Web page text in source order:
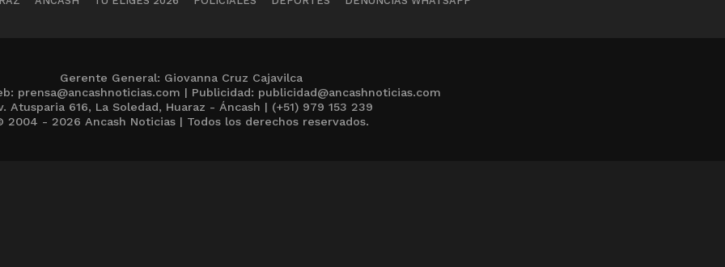
Gerente General: Giovanna Cruz Cajavilca
prensa@ancashnoticias.com | Publicidad: publicidad@ancashnoticias.com
Atusparia 616, La Soledad, Huaraz - Áncash | (+51) 979 153 239
2004 - 2026 Ancash Noticias | Todos los derechos reservados.